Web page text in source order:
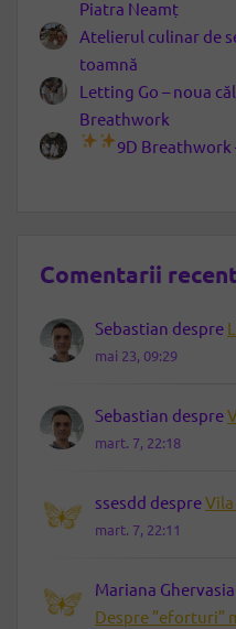
Piatra Neamț
Atelierul culinar de
toamnă
Letting Go – noua
Breathwork
9D Breathwork
Comentarii
Sebastian despre
mai 23, 09:29
Sebastian despre
mart. 7, 22:18
ssesdd despreVila
mart. 7, 22:11
Mariana Ghervasia
Despre ”eforturi”